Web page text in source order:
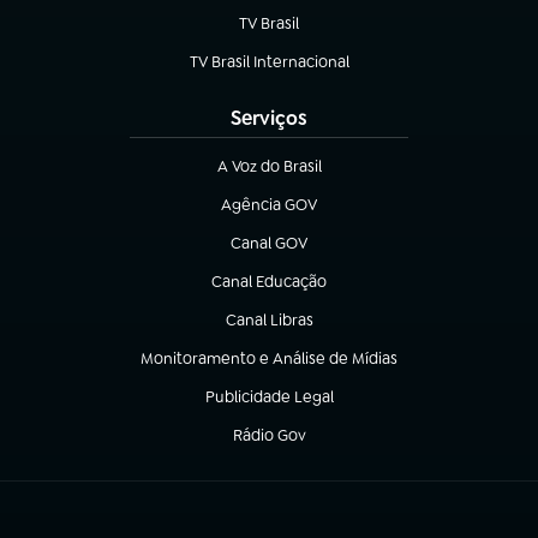
TV Brasil
(abre em nova aba)
TV Brasil Internacional
(abre em nova aba)
Serviços
A Voz do Brasil
(abre em nova aba)
Agência GOV
(abre em nova aba)
Canal GOV
(abre em nova aba)
Canal Educação
(abre em nova aba)
Canal Libras
(abre em nova aba)
Monitoramento e Análise de Mídias
(abre em nova aba)
Publicidade Legal
(abre em nova aba)
Rádio Gov
(abre em nova aba)